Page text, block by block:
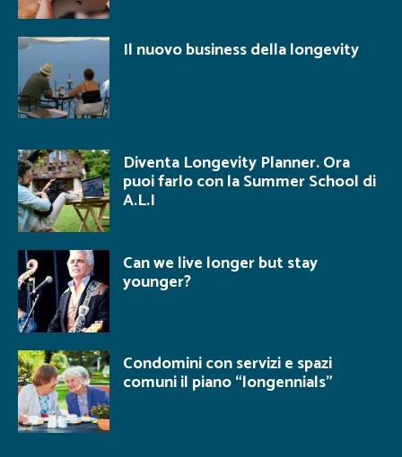
Il nuovo business della longevity
Diventa Longevity Planner. Ora
puoi farlo con la Summer School di
A.L.I
Can we live longer but stay
younger?
Condomini con servizi e spazi
comuni il piano “longennials”